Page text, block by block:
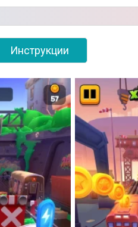
Инструкции